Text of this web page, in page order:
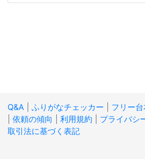
Q&A ふりがなチェッカー フリー
依頼の傾向 利用規約 プライバシ
取引法に基づく表記